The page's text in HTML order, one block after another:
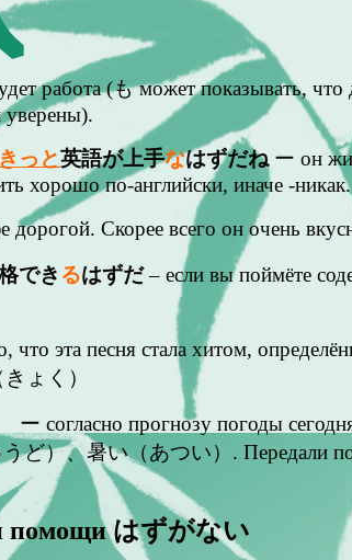
работа (も может показывать,
きっと英語が上手なはずだね ー он
хорошо по-английски, иначе -
дорогой. Скорее всего он очень
でき るはずだ– если вы поймёте
что эта песня стала хитом,
ょく）
ー согласно прогнозу погоды
、暑い（あつい）. Передали по
помощи はずがない